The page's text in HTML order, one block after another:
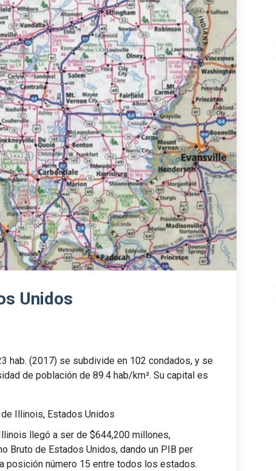
Unidos
hab. (2017) se subdivide en 102 condados, y se
de población de 89.4 hab/km². Su capital es
Illinois, Estados Unidos
llegó a ser de $644,200 millones,
Bruto de Estados Unidos, dando un PIB per
posición número 15 entre todos los estados.